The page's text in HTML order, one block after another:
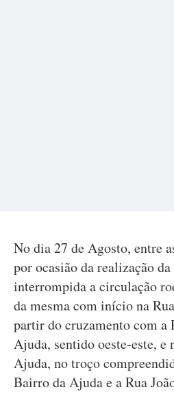
No dia 27 de Agosto, entre
por ocasião da realização
interrompida a circulação
da mesma com início na
partir do cruzamento com a
Ajuda, sentido oeste-este, e
Ajuda, no troço
Bairro da Ajuda e a Rua